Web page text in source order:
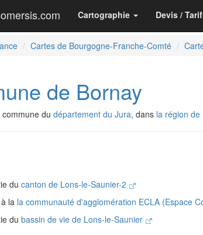
Cartographie Devis /
Cartes de Bourgogne-Franche-Comté
de Bornay
du département du Jura, dans la région
du canton de Lons-le-Saunier-2
la la communauté d'agglomération ECLA (Espace
du bassin de vie de Lons-le-Saunier